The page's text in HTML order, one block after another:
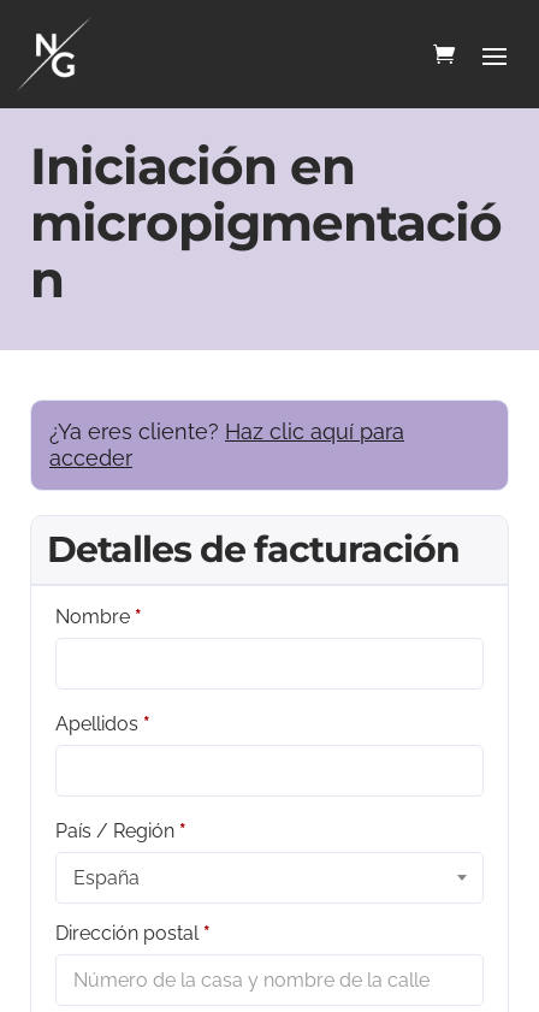
Iniciación en
micropigmentació
n
¿Ya eres cliente? Haz clic aquí para
acceder
Detalles de facturación
Nombre *
Apellidos *
País / Región *
España
Dirección postal *